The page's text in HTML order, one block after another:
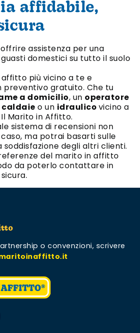
affidabile,
assistenza per una
domestici su tutto il suolo
più vicino a te e
gratuito. Che tu
a domicilio, un operatore
o un idraulico vicino a
Marito in Affitto.
sistema di recensioni non
ma potrai basarti sulle
soddisfazione degli altri clienti.
del marito in affitto
da poterlo contattare in
o convenzioni, scrivere